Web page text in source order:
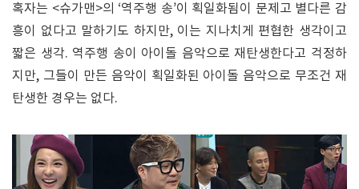
혹자는 <슈가맨>의 ‘역주행 송’이 획일화됨이 문제고 별다른 감
흥이 없다고 말하기도 하지만, 이는 지나치게 편협한 생각이고
짧은 생각. 역주행 송이 아이돌 음악으로 재탄생한다고 걱정하
지만, 그들이 만든 음악이 획일화된 아이돌 음악으로 무조건 재
탄생한 경우는 없다.